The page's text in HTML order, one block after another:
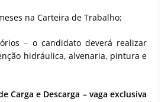
na Carteira de Trabalho;
– o candidato deverá realizar
hidráulica, alvenaria, pintura e
Carga e Descarga – vaga exclusiva